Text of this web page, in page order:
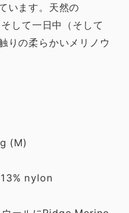
います。天然の
して一日中（そして
りの柔らかいメリノウ
(M)
nylon